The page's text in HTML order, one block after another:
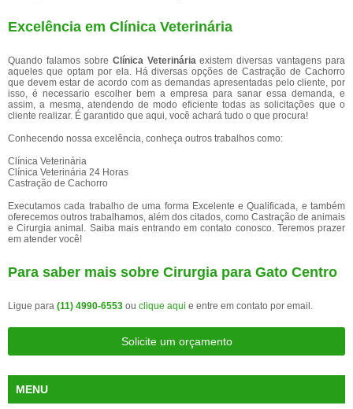
Excelência em Clínica Veterinária
Quando falamos sobre Clínica Veterináriaexistem diversas vantagens para
aqueles que optam por ela. Há diversas opções de Castração de Cachorro
que devem estar de acordo com as demandas apresentadas pelo cliente, por
isso, é necessario escolher bem a empresa para sanar essa demanda, e
assim, a mesma, atendendo de modo eficiente todas as solicitações que o
cliente realizar. É garantido que aqui, você achará tudo o que procura!
Conhecendo nossa excelência, conheça outros trabalhos como:
Clínica Veterinária
Clínica Veterinária 24 Horas
Castração de Cachorro
Executamos cada trabalho de uma forma Excelente e Qualificada, e também
oferecemos outros trabalhamos, além dos citados, como Castração de animais
e Cirurgia animal. Saiba mais entrando em contato conosco. Teremos prazer
em atender você!
Para saber mais sobre Cirurgia para Gato Centro
Ligue para (11) 4990-6553 ou clique aqui e entre em contato por email.
Solicite um orçamento
MENU